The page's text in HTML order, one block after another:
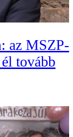
az MSZP-
tovább